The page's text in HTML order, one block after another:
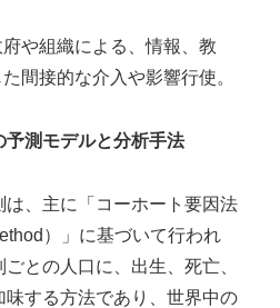
府や組織による、情報、教
間接的な介入や影響行使。
測モデルと分析手法
は、主に「コーホート要因法
）」に基づいて行われ
との人口に、出生、死亡、
する方法であり、世界中の